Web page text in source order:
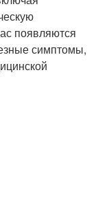
появляются
симптомы,